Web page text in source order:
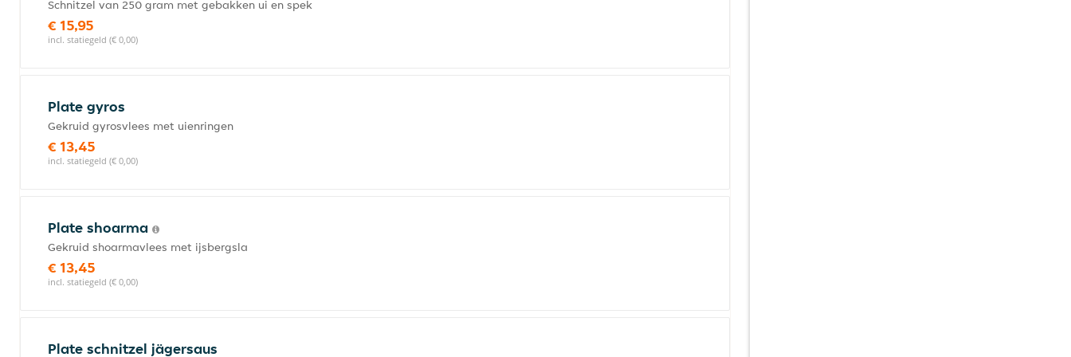
Schnitzel van 250 gram met gebakken ui en spek
€ 15,95
incl. statiegeld (€ 0,00)
Plate gyros
Gekruid gyrosvlees met uienringen
€ 13,45
incl. statiegeld (€ 0,00)
Plate shoarma
Gekruid shoarmavlees met ijsbergsla
€ 13,45
incl. statiegeld (€ 0,00)
Plate schnitzel jägersaus